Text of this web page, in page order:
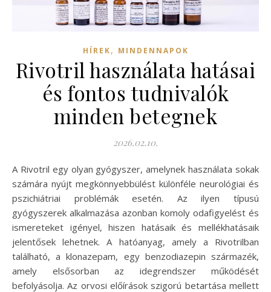
HÍREK, MINDENNAPOK
Rivotril használata hatásai
és fontos tudnivalók
minden betegnek
2026.02.10.
A Rivotril egy olyan gyógyszer, amelynek használata sokak
számára nyújt megkönnyebbülést különféle neurológiai és
pszichiátriai problémák esetén. Az ilyen típusú
gyógyszerek alkalmazása azonban komoly odafigyelést és
ismereteket igényel, hiszen hatásaik és mellékhatásaik
jelentősek lehetnek. A hatóanyag, amely a Rivotrilban
található, a klonazepam, egy benzodiazepin származék,
amely elsősorban az idegrendszer működését
befolyásolja. Az orvosi előírások szigorú betartása mellett